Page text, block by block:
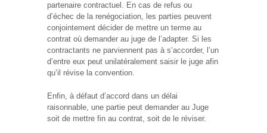
partenaire contractuel. En cas de refus ou
d’échec de la renégociation, les parties peuvent
conjointement décider de mettre un terme au
contrat où demander au juge de l’adapter. Si les
contractants ne parviennent pas à s’accorder, l’un
d’entre eux peut unilatéralement saisir le juge afin
qu’il révise la convention.
Enfin, à défaut d’accord dans un délai
raisonnable, une partie peut demander au Juge
soit de mettre fin au contrat, soit de le réviser.